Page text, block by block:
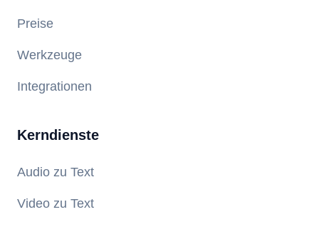
Preise
Werkzeuge
Integrationen
Kerndienste
Audio zu Text
Video zu Text